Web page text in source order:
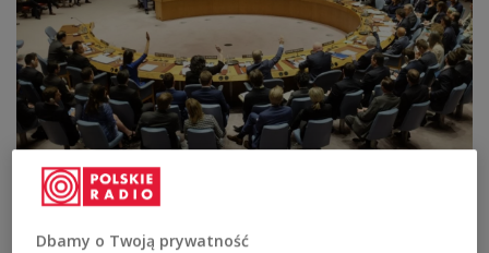
zdjęcie ilustracyjne a katz/Shutterstock
Podczas wystąpienia na posiedzeniu Rady
Dbamy o Twoją prywatność